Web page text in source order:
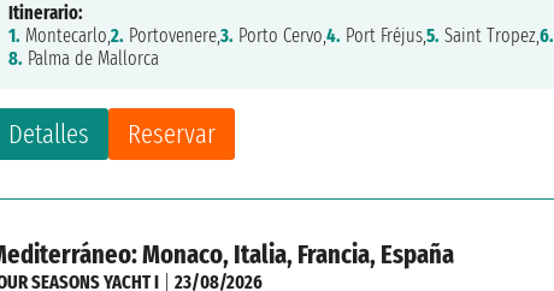
Detalles Reservar
Itinerario:
1. Montecarlo,2. Portovenere,3. Porto Cervo,4. Port Fréjus,5. Saint Tropez,6.
8. Palma de Mallorca
Monaco, Italia, Francia, España
SEASONS YACHT I |23/08/2026